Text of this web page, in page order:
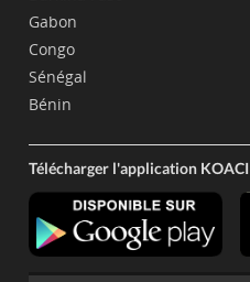
Gabon
Congo
Sénégal
Bénin
Télécharger l'application KOACI